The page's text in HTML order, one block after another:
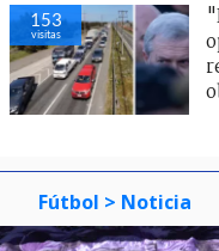
153
visitas
Fútbol > Noticia